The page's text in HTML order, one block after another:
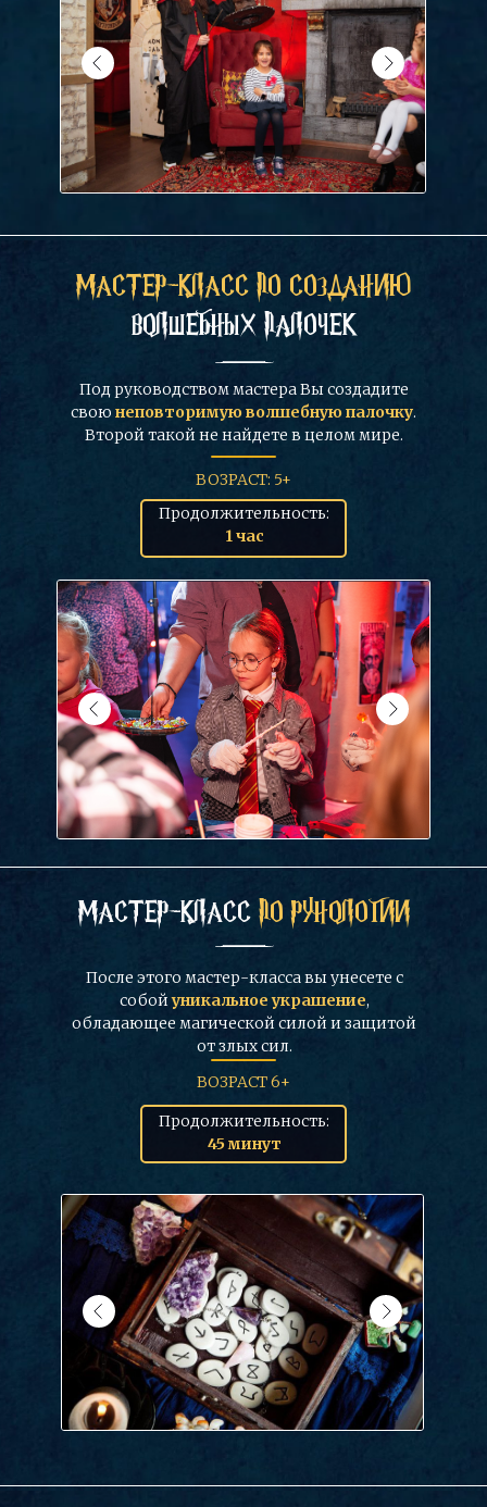
МАСТЕР-КЛАСС ПО СОЗДАНИЮ
ВОЛШЕБНЫХ ПАЛОЧЕК
Под руководством мастера Вы создадите
свою неповторимую волшебную палочку.
Второй такой не найдете в целом мире.
ВОЗРАСТ: 5+
Продолжительность:
1 час
МАСТЕР-КЛАСС ПО РУНОЛОГИИ
После этого мастер-класса вы унесете с
собойуникальное украшение,
обладающее магической силой и защитой
от злых сил.
Продолжительность:
45 минут
ВОЗРАСТ 6+